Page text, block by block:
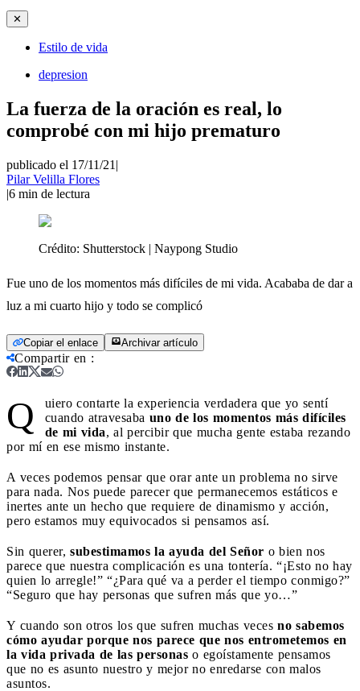
✕
Estilo de vida
depresion
La fuerza de la oración es real, lo
comprobé con mi hijo prematuro
publicado el 17/11/21 |
Pilar Velilla Flores
|6 min de lectura
Crédito: Shutterstock | Naypong Studio
Fue uno de los momentos más difíciles de mi vida. Acababa de dar a
luz a mi cuarto hijo y todo se complicó
Copiar el enlace Archivar artículo
Compartir en :
Q
uiero contarte la experiencia verdadera que yo sentí
cuando atravesaba uno de los momentos más difíciles
de mi vida, al percibir que mucha gente estaba rezando
por mí en ese mismo instante.
A veces podemos pensar que orar ante un problema no sirve
para nada. Nos puede parecer que permanecemos estáticos e
inertes ante un hecho que requiere de dinamismo y acción,
pero estamos muy equivocados si pensamos así.
Sin querer, subestimamos la ayuda del Señor o bien nos
parece que nuestra complicación es una tontería. “¡Esto no hay
quien lo arregle!” “¿Para qué va a perder el tiempo conmigo?”
“Seguro que hay personas que sufren más que yo…”
Y cuando son otros los que sufren muchas veces no sabemos
cómo ayudar porque nos parece que nos entrometemos en
la vida privada de las personas o egoístamente pensamos
que no es asunto nuestro y mejor no enredarse con malos
asuntos.